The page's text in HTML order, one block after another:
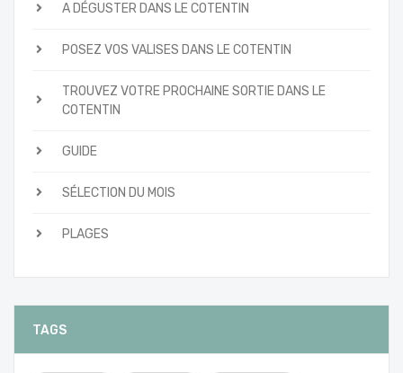
A DÉGUSTER DANS LE COTENTIN
POSEZ VOS VALISES DANS LE COTENTIN
TROUVEZ VOTRE PROCHAINE SORTIE DANS LE
COTENTIN
GUIDE
SÉLECTION DU MOIS
PLAGES
TAGS